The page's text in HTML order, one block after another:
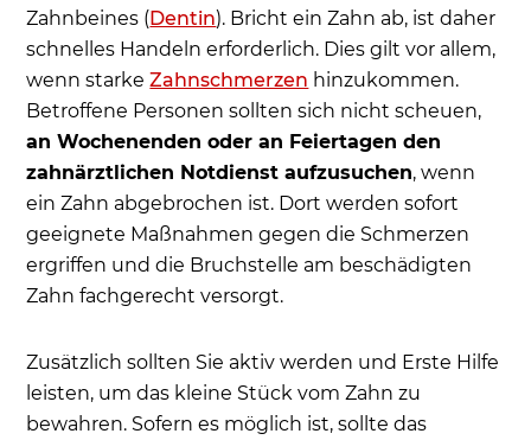
Anforderungen an einen Mundschutz
Anfertigung eines individuellen
Mundschutzes
Häufige Patientenfragen
Zahnbeines (Dentin). Bricht ein Zahn ab, ist daher
schnelles Handeln erforderlich. Dies gilt vor allem,
wenn starkeZahnschmerzen hinzukommen.
Betroffene Personen sollten sich nicht scheuen,
an Wochenenden oder an Feiertagen den
zahnärztlichen Notdienst aufzusuchen, wenn
ein Zahn abgebrochen ist. Dort werden sofort
geeignete Maßnahmen gegen die Schmerzen
ergriffen und die Bruchstelle am beschädigten
Zahn fachgerecht versorgt.
Zusätzlich sollten Sie aktiv werden und Erste Hilfe
leisten, um das kleine Stück vom Zahn zu
bewahren. Sofern es möglich ist, sollte das